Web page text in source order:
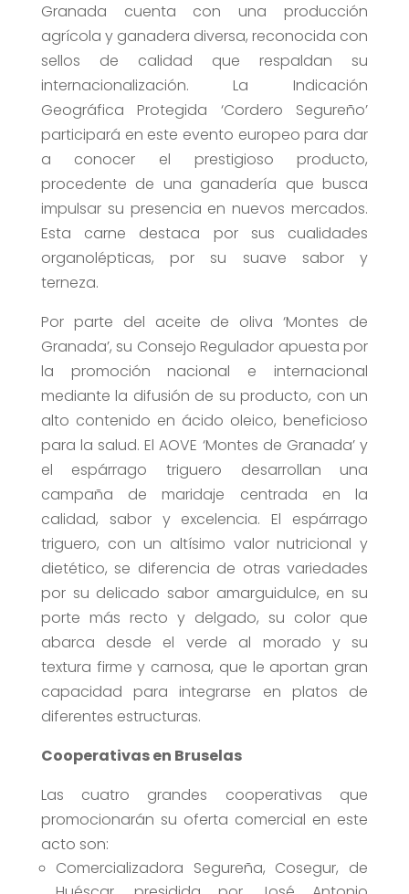
Granada cuenta con una producción
agrícola y ganadera diversa, reconocida con
sellos de calidad que respaldan su
internacionalización. La Indicación
Geográfica Protegida ‘Cordero Segureño’
participará en este evento europeo para dar
a conocer el prestigioso producto,
procedente de una ganadería que busca
impulsar su presencia en nuevos mercados.
Esta carne destaca por sus cualidades
organolépticas, por su suave sabor y
terneza.
Por parte del aceite de oliva ‘Montes de
Granada’, su Consejo Regulador apuesta por
la promoción nacional e internacional
mediante la difusión de su producto, con un
alto contenido en ácido oleico, beneficioso
para la salud. El AOVE ‘Montes de Granada’ y
el espárrago triguero desarrollan una
campaña de maridaje centrada en la
calidad, sabor y excelencia. El espárrago
triguero, con un altísimo valor nutricional y
dietético, se diferencia de otras variedades
por su delicado sabor amarguidulce, en su
porte más recto y delgado, su color que
abarca desde el verde al morado y su
textura firme y carnosa, que le aportan gran
capacidad para integrarse en platos de
diferentes estructuras.
Cooperativas en Bruselas
Las cuatro grandes cooperativas que
promocionarán su oferta comercial en este
acto son:
Comercializadora Segureña, Cosegur, de